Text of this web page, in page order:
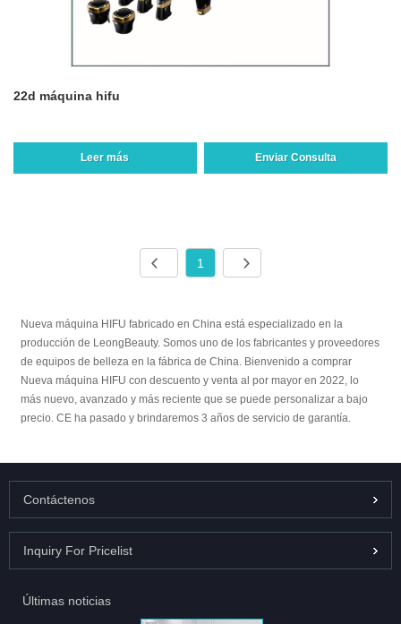
22d máquina hifu
Leer más Enviar Consulta
1
Nueva máquina HIFU fabricado en China está especializado en la
producción de LeongBeauty. Somos uno de los fabricantes y proveedores
de equipos de belleza en la fábrica de China. Bienvenido a comprar
Nueva máquina HIFU con descuento y venta al por mayor en 2022, lo
más nuevo, avanzado y más reciente que se puede personalizar a bajo
precio. CE ha pasado y brindaremos 3 años de servicio de garantía.
Contáctenos
Inquiry For Pricelist
Últimas noticias